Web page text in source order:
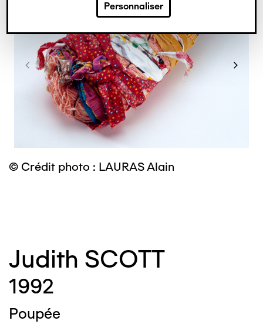
Personnaliser
© Crédit photo : LAURAS Alain
Judith SCOTT
1992
Poupée